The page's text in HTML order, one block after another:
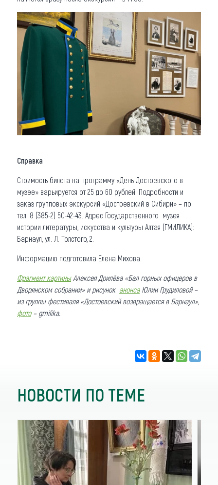
Справка
Стоимость билета на программу «День Достоевского в
музее» варьируется от 25 до 60 рублей. Подробности и
заказ групповых экскурсий «Достоевский в Сибири» – по
тел. 8 (385-2) 50-42-43. Адрес Государственного музея
истории литературы, искусства и культуры Алтая (ГМИЛИКА):
Барнаул, ул. Л. Толстого, 2.
Информацию подготовила Елена Михова.
Фрагмент картиныАлексея Дрилёва «Бал горных офицеров в
Дворянском собрании» и рисунок анонсаЮлии Грудиловой –
из группы фестиваля «Достоевский возвращается в Барнаул»,
фото– gmilika.
НОВОСТИ ПО ТЕМЕ